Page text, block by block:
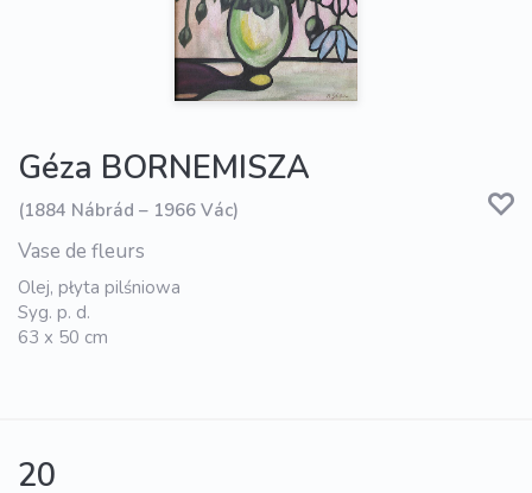
Géza BORNEMISZA
(1884 Nábrád – 1966 Vác)
Vase de fleurs
Olej, płyta pilśniowa
Syg. p. d.
63 x 50 cm
20